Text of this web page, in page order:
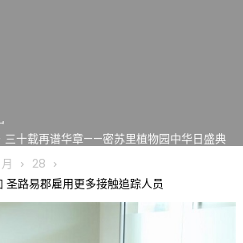
三十载再谱华章——密苏里植物园中华日盛典
月16日龙舟体验日 邀请各界亲身体验划行乐
相逢
四十年 致力推动全球植物多样性研究与中美
28
圣路易郡雇用更多接触追踪人员